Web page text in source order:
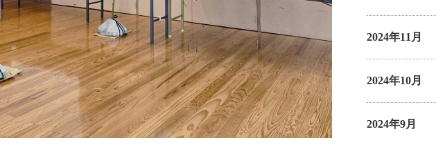
2024年11月
2024年10月
2024年9月